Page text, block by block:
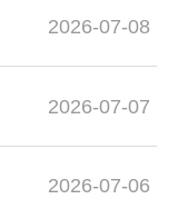
2026-07-08
2026-07-07
2026-07-06